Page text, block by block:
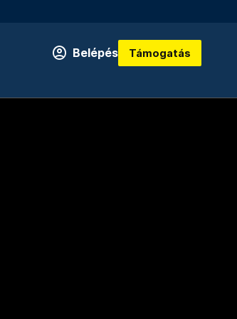
Belépés Támogatás